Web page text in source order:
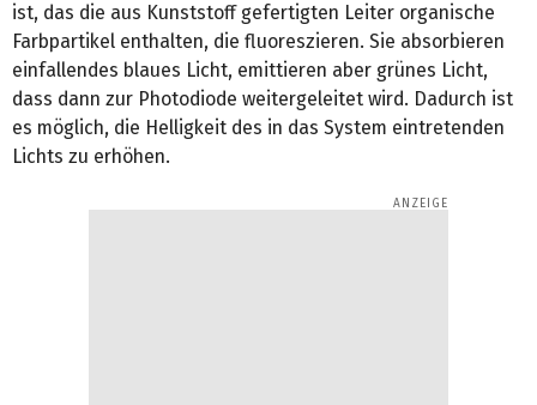
ist, das die aus Kunststoff gefertigten Leiter organische
Farbpartikel enthalten, die fluoreszieren. Sie absorbieren
einfallendes blaues Licht, emittieren aber grünes Licht,
dass dann zur Photodiode weitergeleitet wird. Dadurch ist
es möglich, die Helligkeit des in das System eintretenden
Lichts zu erhöhen.